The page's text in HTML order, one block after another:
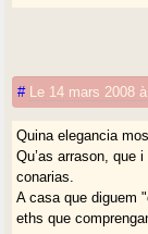
# Le 14 mars 2008
Quina elegancia
Qu’as arrason, que
conarias.
A casa que diguem
eths que